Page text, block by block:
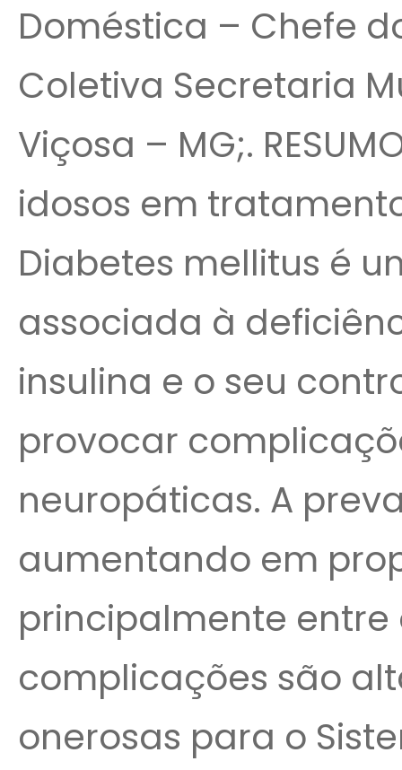
Doméstica – Chefe
Coletiva Secretaria
Viçosa – MG;.
idosos em
Diabetes mellitus é
associada à
insulina e o seu
provocar
neuropáticas. A
aumentando em
principalmente entre
complicações são
onerosas para o